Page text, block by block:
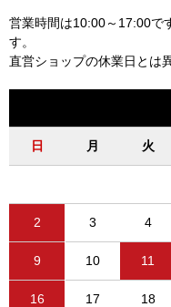
営業時間は10:00～17:00で
す。
直営ショップの休業日とは
日 月 火
2 3 4
9 10 11
16 17 18